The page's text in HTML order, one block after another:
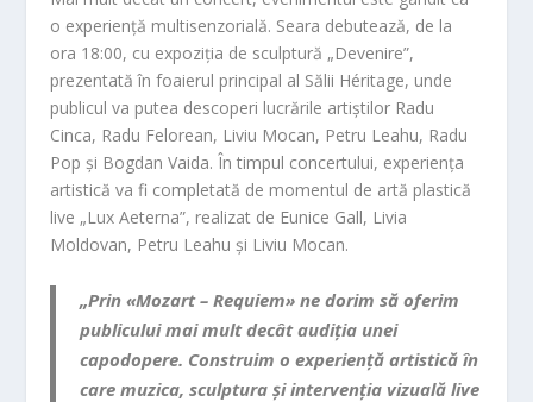
o experiență multisenzorială. Seara debutează, de la
ora 18:00, cu expoziția de sculptură „Devenire”,
prezentată în foaierul principal al Sălii Héritage, unde
publicul va putea descoperi lucrările artiștilor Radu
Cinca, Radu Felorean, Liviu Mocan, Petru Leahu, Radu
Pop și Bogdan Vaida. În timpul concertului, experiența
artistică va fi completată de momentul de artă plastică
live „Lux Aeterna”, realizat de Eunice Gall, Livia
Moldovan, Petru Leahu și Liviu Mocan.
„Prin «Mozart – Requiem» ne dorim să oferim
publicului mai mult decât audiția unei
capodopere. Construim o experiență artistică în
care muzica, sculptura și intervenția vizuală live